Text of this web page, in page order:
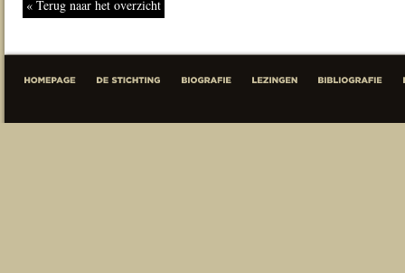
« Terug naar het overzicht